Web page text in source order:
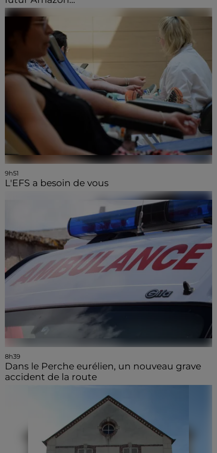
9h51
L'EFS a besoin de vous
8h39
Dans le Perche eurélien, un nouveau grave
accident de la route